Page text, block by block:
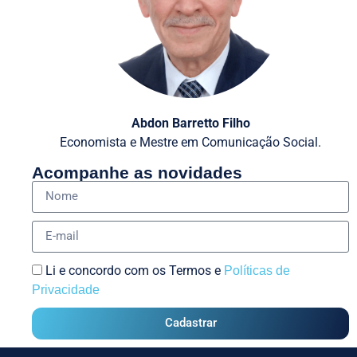
Abdon Barretto Filho
Economista e Mestre em Comunicação Social.
Acompanhe as novidades
Li e concordo com os Termos e Políticas de
Privacidade
Cadastrar